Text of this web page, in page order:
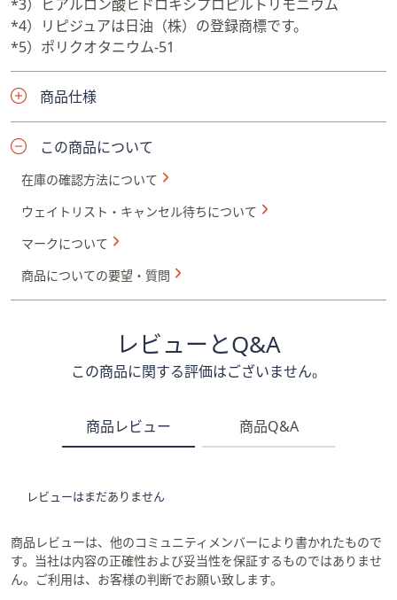
*3）ヒアルロン酸ヒドロキシプロピルトリモニウム
*4）リピジュアは日油（株）の登録商標です。
*5）ポリクオタニウム-51
商品仕様
この商品について
在庫の確認方法について
ウェイトリスト・キャンセル待ちについて
マークについて
商品についての要望・質問
レビューとQ&A
この商品に関する評価はございません。
商品レビュー 商品Q&A
レビューはまだありません
商品レビューは、他のコミュニティメンバーにより書かれたもので
す。当社は内容の正確性および妥当性を保証するものではありませ
ん。ご利用は、お客様の判断でお願い致します。